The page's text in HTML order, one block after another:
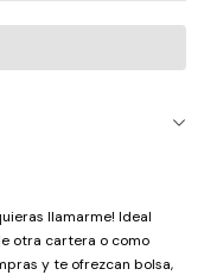
llamarme! Ideal
otra cartera o como
y te ofrezcan bolsa,